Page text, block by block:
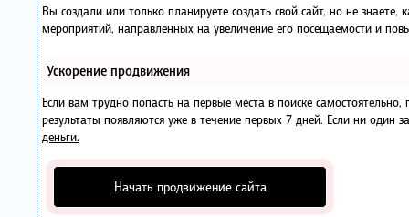
Вы создали или только планируете создать свой сайт, но не
мероприятий, направленных на увеличение его посещаемости и
Ускорение продвижения
Если вам трудно попасть на первые места в поиске
результаты появляются уже в течение первых 7 дней. Если ни один
деньги.
Начать продвижение сайта